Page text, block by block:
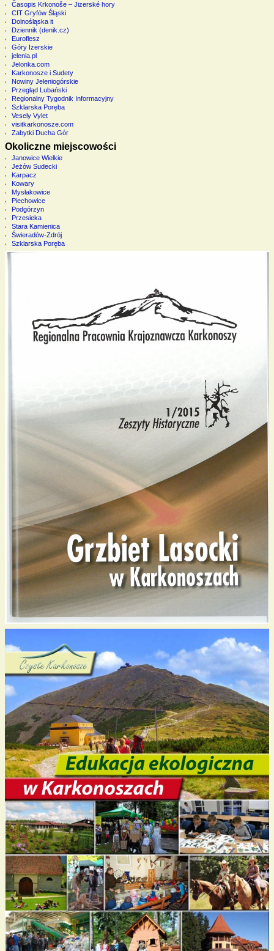
Časopis Krkonoše – Jizerské hory
CIT Gryfów Śląski
Dolnośląska it
Dziennik (denik.cz)
Euroflesz
Góry Izerskie
jelenia.pl
Jelonka.com
Karkonosze i Sudety
Nowiny Jeleniogórskie
Przegląd Lubański
Regionalny Tygodnik Informacyjny
Szklarska Poręba
Vesely Vylet
visitkarkonosze.com
Zabytki Ducha Gór
Okoliczne miejscowości
Janowice Wielkie
Jeżów Sudecki
Karpacz
Kowary
Mysłakowice
Piechowice
Podgórzyn
Przesieka
Stara Kamienica
Świeradów-Zdrój
Szklarska Poręba